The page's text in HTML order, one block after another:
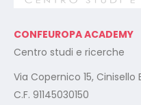
CONFEUROPA ACADEMY
Centro studi e ricerche
Via Copernico 15, Cinisello
C.F. 91145030150